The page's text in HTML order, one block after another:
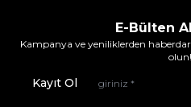
E-Bülten
Kampanya ve yeniliklerden
olun!
Kayıt Ol